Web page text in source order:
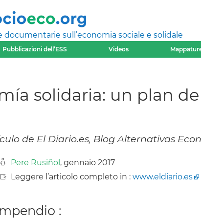
documentarie sull’economia sociale e solidale
Pubblicazioni dell’ESS Videos
solidaria: un plan
de El Diario.es, Blog Alternativas
Pere Rusiñol , gennaio 2017
Leggere l’articolo completo in : www.eldiario.es
: